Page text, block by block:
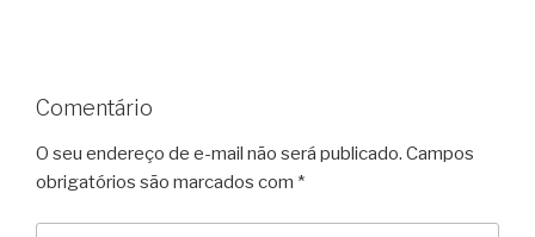
Comentário
O seu endereço de e-mail não será publicado. Campos
obrigatórios são marcados com *